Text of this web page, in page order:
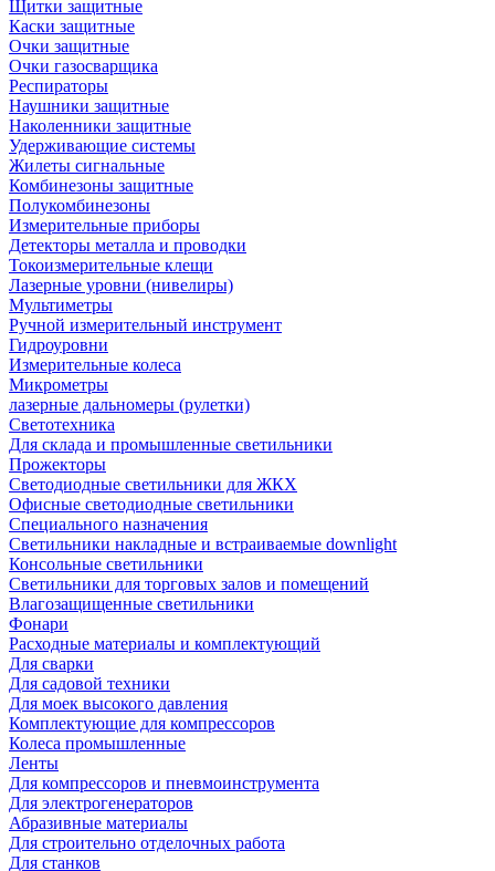
Щитки защитные
Каски защитные
Очки защитные
Очки газосварщика
Респираторы
Наушники защитные
Наколенники защитные
Удерживающие системы
Жилеты сигнальные
Комбинезоны защитные
Полукомбинезоны
Измерительные приборы
Детекторы металла и проводки
Токоизмерительные клещи
Лазерные уровни (нивелиры)
Мультиметры
Ручной измерительный инструмент
Гидроуровни
Измерительные колеса
Микрометры
лазерные дальномеры (рулетки)
Светотехника
Для склада и промышленные светильники
Прожекторы
Светодиодные светильники для ЖКХ
Офисные светодиодные светильники
Специального назначения
Светильники накладные и встраиваемые downlight
Консольные светильники
Светильники для торговых залов и помещений
Влагозащищенные светильники
Фонари
Расходные материалы и комплектующий
Для сварки
Для садовой техники
Для моек высокого давления
Комплектующие для компрессоров
Колеса промышленные
Ленты
Для компрессоров и пневмоинструмента
Для электрогенераторов
Абразивные материалы
Для строительно отделочных работа
Для станков